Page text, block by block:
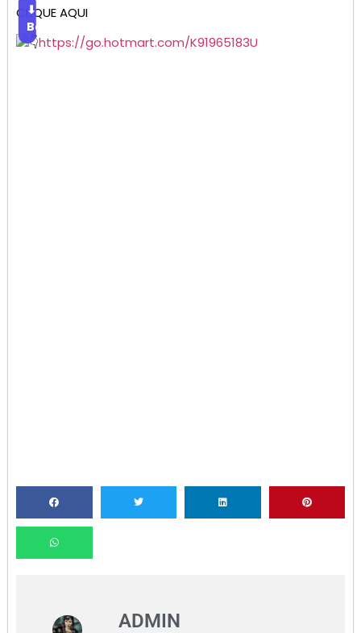
CLIQUE AQUI
⬇
Baixar
https://go.hotmart.com/K91965183U
ADMIN